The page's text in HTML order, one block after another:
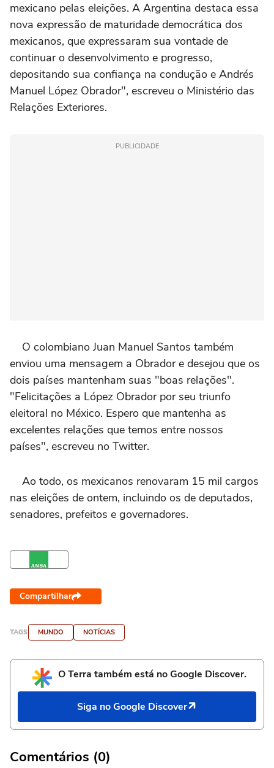
mexicano pelas eleições. A Argentina destaca essa
nova expressão de maturidade democrática dos
mexicanos, que expressaram sua vontade de
continuar o desenvolvimento e progresso,
depositando sua confiança na condução e Andrés
Manuel López Obrador", escreveu o Ministério das
Relações Exteriores.
PUBLICIDADE
O colombiano Juan Manuel Santos também
enviou uma mensagem a Obrador e desejou que os
dois países mantenham suas "boas relações".
"Felicitações a López Obrador por seu triunfo
eleitoral no México. Espero que mantenha as
excelentes relações que temos entre nossos
países", escreveu no Twitter.
Ao todo, os mexicanos renovaram 15 mil cargos
nas eleições de ontem, incluindo os de deputados,
senadores, prefeitos e governadores.
Compartilhar
TAGS MUNDO NOTÍCIAS
O Terra também está no Google Discover.
Siga no Google Discover
Comentários (0)